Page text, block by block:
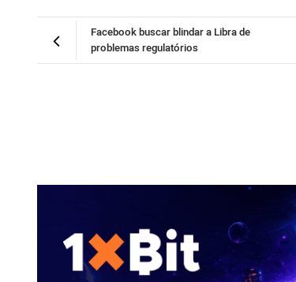
Facebook buscar blindar a Libra de
problemas regulatórios